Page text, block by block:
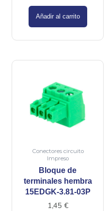
Añadir al carrito
Conectores circuito
Impreso
Bloque de
terminales hembra
15EDGK-3.81-03P
1,45 €